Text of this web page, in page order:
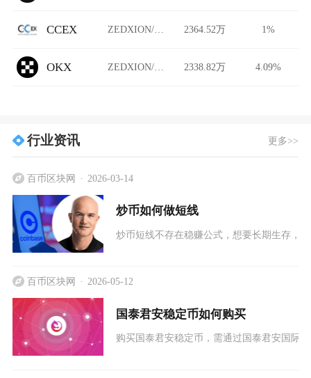
CCEX ZEDXION/USDT 2364.52万 1%
OKX ZEDXION/USDT 2338.82万 4.09%
行业资讯 更多>>
百币区块网 2026-03-14
炒币如何做短线
炒币短线不存在稳赚公式，想要长期生存，
百币区块网 2026-05-12
国泰君安稳定币如何购买
购买国泰君安稳定币，需通过国泰君安国际